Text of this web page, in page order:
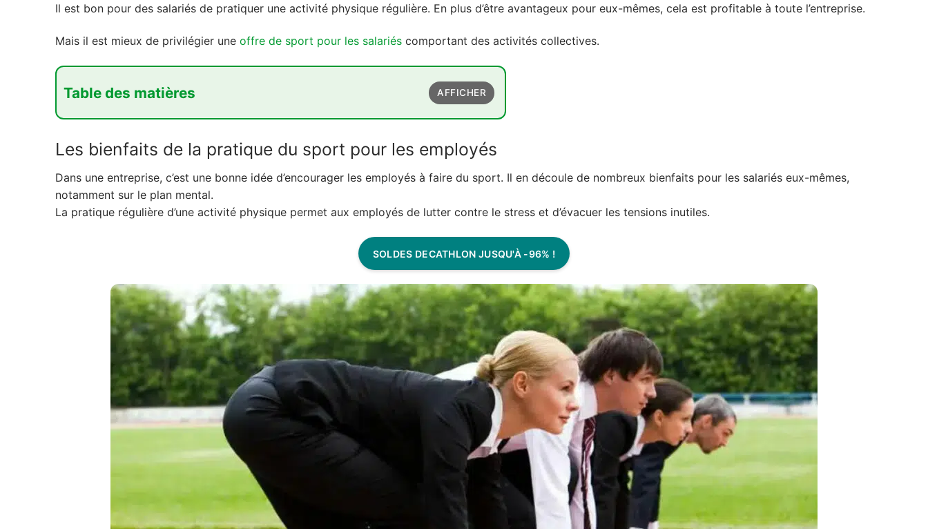
Il est bon pour des salariés de pratiquer une activité physique régulière. En plus d’être avantageux pour eux-mêmes, cela est profitable à toute l’entreprise.
Mais il est mieux de privilégier une offre de sport pour les salariés comportant des activités collectives.
Table des matières AFFICHER
2. Pratique régulière du sport par les salariés : les avantages pour l'entreprise
3. L'offre de sport proposée aux salariés
Les bienfaits de la pratique du sport pour les employés
Dans une entreprise, c’est une bonne idée d’encourager les employés à faire du sport. Il en découle de nombreux bienfaits pour les salariés eux-mêmes,
notamment sur le plan mental.
La pratique régulière d’une activité physique permet aux employés de lutter contre le stress et d’évacuer les tensions inutiles.
SOLDES DECATHLON JUSQU'À -96% !